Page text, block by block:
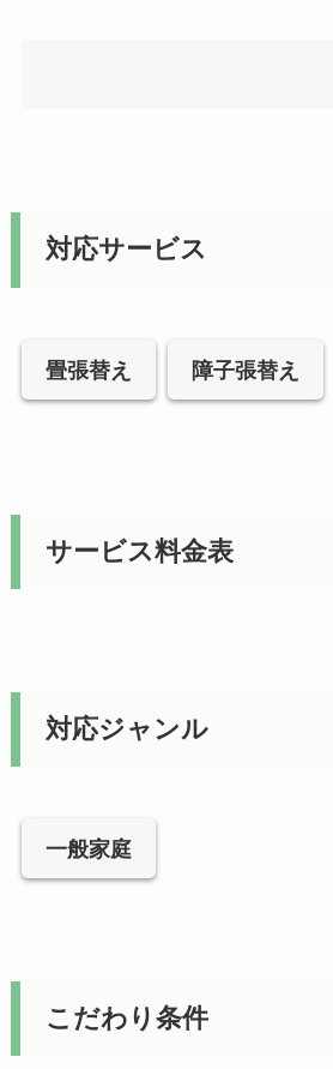
対応サービス
畳張替え 障子張替え
サービス料金表
対応ジャンル
一般家庭
こだわり条件